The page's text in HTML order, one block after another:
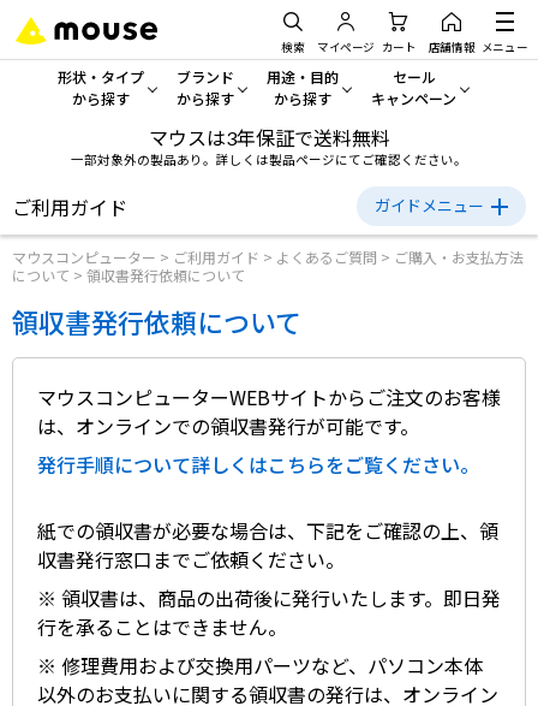
検索 マイページ カート 店舗情報 メニュー
形状・タイプ
から探す
形状・タイプから探す をすべてみる
デスクトップPC
ノートPC
タブレットPC
ワークステーション
Windows 11| Copilot+ PC
ブランド
から探す
mouse
NEXTGEAR
DAIV
iiyama
用途・目的
から探す
一般向けパソコン
ゲーミングPC・ゲーム向けパソコン
クリエイティブ向け
ビジネス向けパソコン
スペック/パーツ別
Windows 11
セール
キャンペーン
セール・キャンペーン
期間限定セール
人気モデルが期間限定・お買
おすすめ目玉パソコン
今イチオシのパソコンをピッ
マウスは3年保証で送料無料
一部対象外の製品あり。詳しくは製品ページにてご確認ください。
ご利用ガイド ガイドメニュー
ご利用ガイド
ご購入方法について
送料・配送について
キャンセルについて
修理・サポート&サービス
オーダーステータスについて
領収書発行手順について
営業日のご案内
マウスコンピューター > ご利用ガイド > よくあるご質問 > ご購入・お支払方法
について > 領収書発行依頼について
領収書発行依頼について
マウスコンピューターWEBサイトからご注文のお客様
は、オンラインでの領収書発行が可能です。​
発行手順について詳しくはこちらをご覧ください。​
紙での領収書が必要な場合は、下記をご確認の上、領
収書発行窓口までご依頼ください​。
※ 領収書は、商品の出荷後に発行いたします。即日発
行を承ることはできません。
※ 修理費用および交換用パーツなど、パソコン本体
以外のお支払いに関する領収書の発行は、オンライン